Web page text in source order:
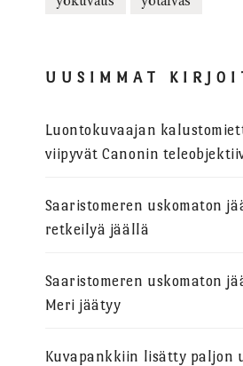
UUSIMMAT
Luontokuvaajan
viipyvät Canonin
Saaristomeren uskomaton
retkeilyä jäällä
Saaristomeren uskomaton
Meri jäätyy
Kuvapankkiin lisätty paljon